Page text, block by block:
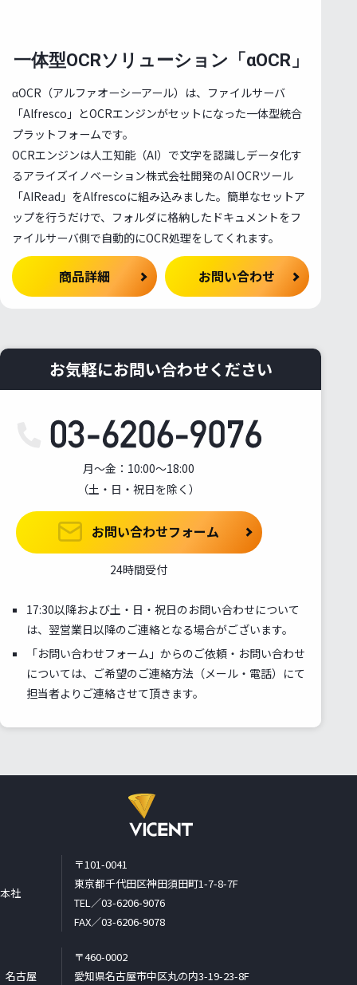
一体型OCRソリューション「αOCR」
αOCR（アルファオーシーアール）は、ファイルサーバ
「Alfresco」とOCRエンジンがセットになった⼀体型統合
プラットフォームです。
OCRエンジンは人工知能（AI）で文字を認識しデータ化す
るアライズイノベーション株式会社開発のAI OCRツール
「AIRead」をAlfrescoに組み込みました。簡単なセットア
ップを行うだけで、フォルダに格納したドキュメントをフ
ァイルサーバ側で自動的にOCR処理をしてくれます。
商品詳細 お問い合わせ
お気軽にお問い合わせください
月～金：10:00～18:00
（土・日・祝日を除く）
お問い合わせフォーム
24時間受付
17:30以降および土・日・祝日のお問い合わせについて
は、翌営業日以降のご連絡となる場合がございます。
「お問い合わせフォーム」からのご依頼・お問い合わせ
については、ご希望のご連絡方法（メール・電話）にて
担当者よりご連絡させて頂きます。
本社
〒101-0041
東京都千代田区神田須田町1-7-8-7F
TEL／03-6206-9076
FAX／03-6206-9078
名古屋
〒460-0002
愛知県名古屋市中区丸の内3-19-23-8F